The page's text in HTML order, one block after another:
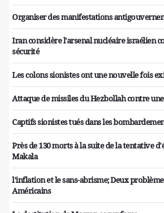
Organiser des manifestations
Iran considère l'arsenal nucléaire israélien
sécurité
Les colons sionistes ont une nouvelle fois
Attaque de missiles du Hezbollah contre
Captifs sionistes tués dans les
Près de 130 morts à la suite de la tentative
Makala
l'inflation et le sans-abrisme; Deux
Américains